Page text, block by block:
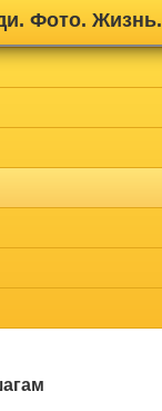
Фото. Жизнь.